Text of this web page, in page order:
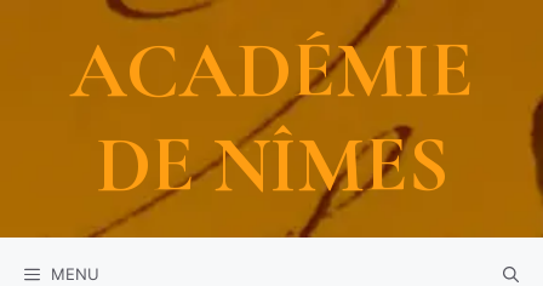
ACADÉMIE
DE NÎMES
MENU